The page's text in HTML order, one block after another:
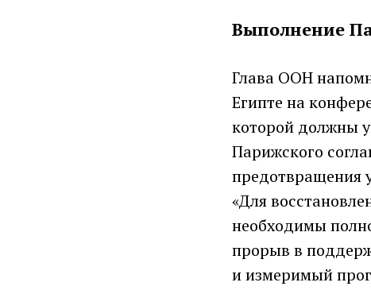
Выполнение
Глава ООН
Египте на
которой должны
Парижского
предотвращения
«Для
необходимы
прорыв в
и измеримый